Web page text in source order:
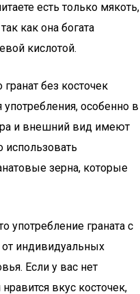
есть только мякоть,
как она богата
кислотой.
без косточек
особенно в
и внешний вид имеют
использовать
зерна, которые
употребление граната с
от индивидуальных
Если у вас нет
вкус косточек,